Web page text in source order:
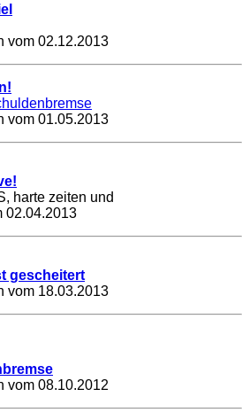
vom 02.12.2013
vom 01.05.2013
harte zeiten und
02.04.2013
gescheitert
vom 18.03.2013
vom 08.10.2012